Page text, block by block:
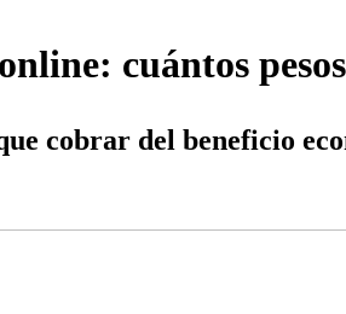
cuántos
cobrar del beneficio